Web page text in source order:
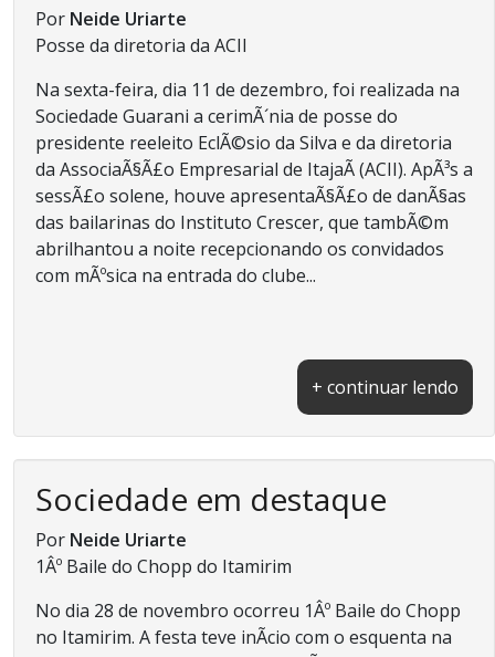
Por Neide Uriarte
Posse da diretoria da ACII
Na sexta-feira, dia 11 de dezembro, foi realizada na
Sociedade Guarani a cerimÃ´nia de posse do
presidente reeleito EclÃ©sio da Silva e da diretoria
da AssociaÃ§Ã£o Empresarial de ItajaÃ­ (ACII). ApÃ³s a
sessÃ£o solene, houve apresentaÃ§Ã£o de danÃ§as
das bailarinas do Instituto Crescer, que tambÃ©m
abrilhantou a noite recepcionando os convidados
com mÃºsica na entrada do clube...
+ continuar lendo
Sociedade em destaque
Por Neide Uriarte
1Âº Baile do Chopp do Itamirim
No dia 28 de novembro ocorreu 1Âº Baile do Chopp
no Itamirim. A festa teve inÃ­cio com o esquenta na